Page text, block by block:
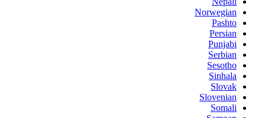
Norwegian
Pashto
Persian
Punjabi
Serbian
Sesotho
Sinhala
Slovak
Slovenian
Somali